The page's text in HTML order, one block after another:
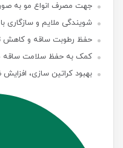
جهت مصرف انواع مو به
شویندگی ملایم و سازگاری
حفظ رطوبت ساقه و کاهش
کمک به حفظ سلامت ساقه مو
بهبود کراتین سازی،